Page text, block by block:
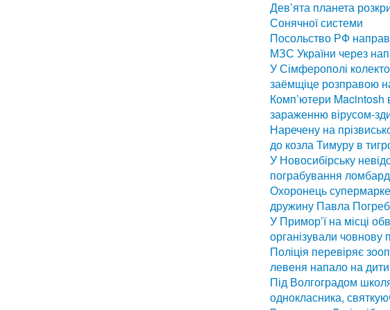
Дев’ята планета
Сонячної системи
Посольство РФ
МЗС України через
У Сімферополі
заёмщіце розправою
Комп’ютери Macintosh
зараженню вірусом-
Наречену на
до козла Тимуру в
У Новосибірську
пограбування
Охоронець
дружину Павла
У Примор’ї на місці
організували човнову
Поліція перевіряє
левеня напало на
Під Волгоградом
однокласника,